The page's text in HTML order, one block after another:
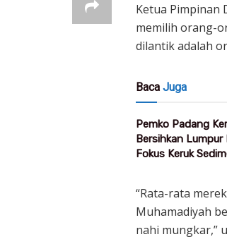
Ketua Pimpinan
memilih orang-
dilantik adalah
Baca Juga
Pemko Padang
Bersihkan Lumpur
Fokus Keruk
“Rata-rata
Muhamadiyah
nahi mungkar,”